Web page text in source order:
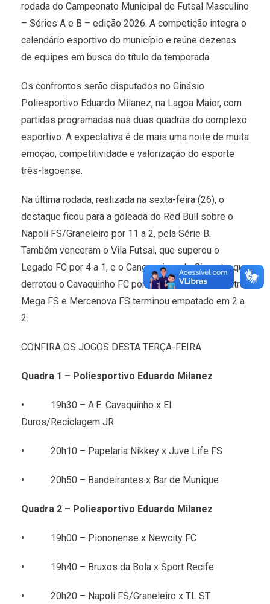
rodada do Campeonato Municipal de Futsal Masculino
– Séries A e B – edição 2026. A competição integra o
calendário esportivo do município e reúne dezenas
de equipes em busca do título da temporada.
Os confrontos serão disputados no Ginásio
Poliesportivo Eduardo Milanez, na Lagoa Maior, com
partidas programadas nas duas quadras do complexo
esportivo. A expectativa é de mais uma noite de muita
emoção, competitividade e valorização do esporte
três-lagoense.
Na última rodada, realizada na sexta-feira (26), o
destaque ficou para a goleada do Red Bull sobre o
Napoli FS/Graneleiro por 11 a 2, pela Série B.
Também venceram o Vila Futsal, que superou o
Legado FC por 4 a 1, e o Cangaceiros do Cimento, que
derrotou o Cavaquinho FC por 2 a 1. Já a partida entre
Mega FS e Mercenova FS terminou empatado em 2 a
2.
CONFIRA OS JOGOS DESTA TERÇA-FEIRA
Quadra 1 – Poliesportivo Eduardo Milanez
• 19h30 – A.E. Cavaquinho x El
Duros/Reciclagem JR
• 20h10 – Papelaria Nikkey x Juve Life FS
• 20h50 – Bandeirantes x Bar de Munique
Quadra 2 – Poliesportivo Eduardo Milanez
• 19h00 – Piononense x Newcity FC
• 19h40 – Bruxos da Bola x Sport Recife
• 20h20 – Napoli FS/Graneleiro x TL ST